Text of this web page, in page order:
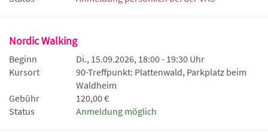
Nordic Walking
Beginn
Di., 15.09.2026, 18:00 - 19:30 Uhr
Kursort
90-Treffpunkt: Plattenwald, Parkplatz beim
Waldheim
Gebühr
120,00 €
Status
Anmeldung möglich